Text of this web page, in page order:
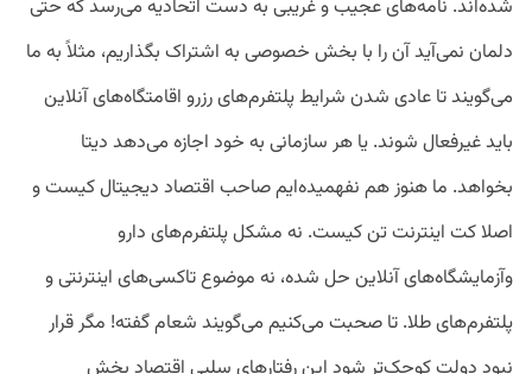
شده‌اند. نامه‌های عجیب و غریبی به دست اتحادیه می‌رسد که حتی
دلمان نمی‌آید آن را با بخش خصوصی به اشتراک بگذاریم، مثلاً به ما
می‌گویند تا عادی شدن شرایط پلتفرم‌های رزرو اقامتگاه‌های آنلاین
باید غیرفعال شوند. یا هر سازمانی به خود اجازه می‌دهد دیتا
بخواهد. ما هنوز هم نفهمیده‌ایم صاحب اقتصاد دیجیتال کیست و
اصلا کت اینترنت تن کیست. نه مشکل پلتفرم‌های دارو
وآزمایشگاه‌های آنلاین حل شده، نه موضوع تاکسی‌های اینترنتی و
پلتفرم‌های طلا. تا صحبت می‌کنیم می‌گویند شعام گفته! مگر قرار